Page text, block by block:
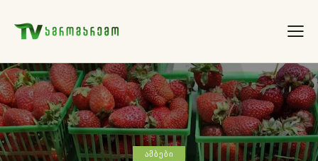
ᲐᲛᲑᲔᲑᲘ